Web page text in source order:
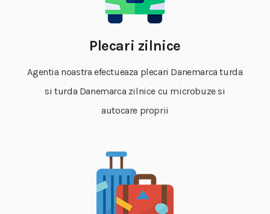
Plecari zilnice
Agentia noastra efectueaza plecari Danemarca turda
si turda Danemarca zilnice cu microbuze si
autocare proprii